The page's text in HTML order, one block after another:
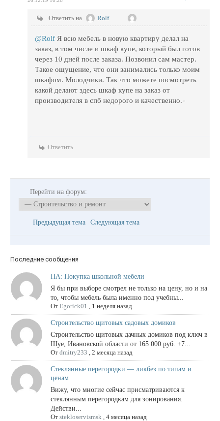
Ответить на Rolf
@Rolf Я всю мебель в новую квартиру делал на
заказ, в том числе и шкаф купе, который был готов
через 10 дней после заказа. Позвонил сам мастер.
Такое ощущение, что они занимались только моим
шкафом. Молодчики. Так что можете посмотреть
какой делают здесь шкаф купе на заказ от
производителя в спб недорого и качественно.
Ответить
Перейти на форум:
Предыдущая тема Следующая тема
Последние сообщения
НА: Покупка школьной мебели
Я бы при выборе смотрел не только на цену, но и на
то, чтобы мебель была именно под учебны...
От Egorick01 , 1 неделя назад
Строительство щитовых садовых домиков
Строительство щитовых дачных домиков под ключ в
Шуе, Ивановской области от 165 000 руб. +7...
От dmitry233 , 2 месяца назад
Стеклянные перегородки — ликбез по типам и
ценам
Вижу, что многие сейчас присматриваются к
стеклянным перегородкам для зонирования.
Действи...
От stekloservismsk, 4 месяца назад